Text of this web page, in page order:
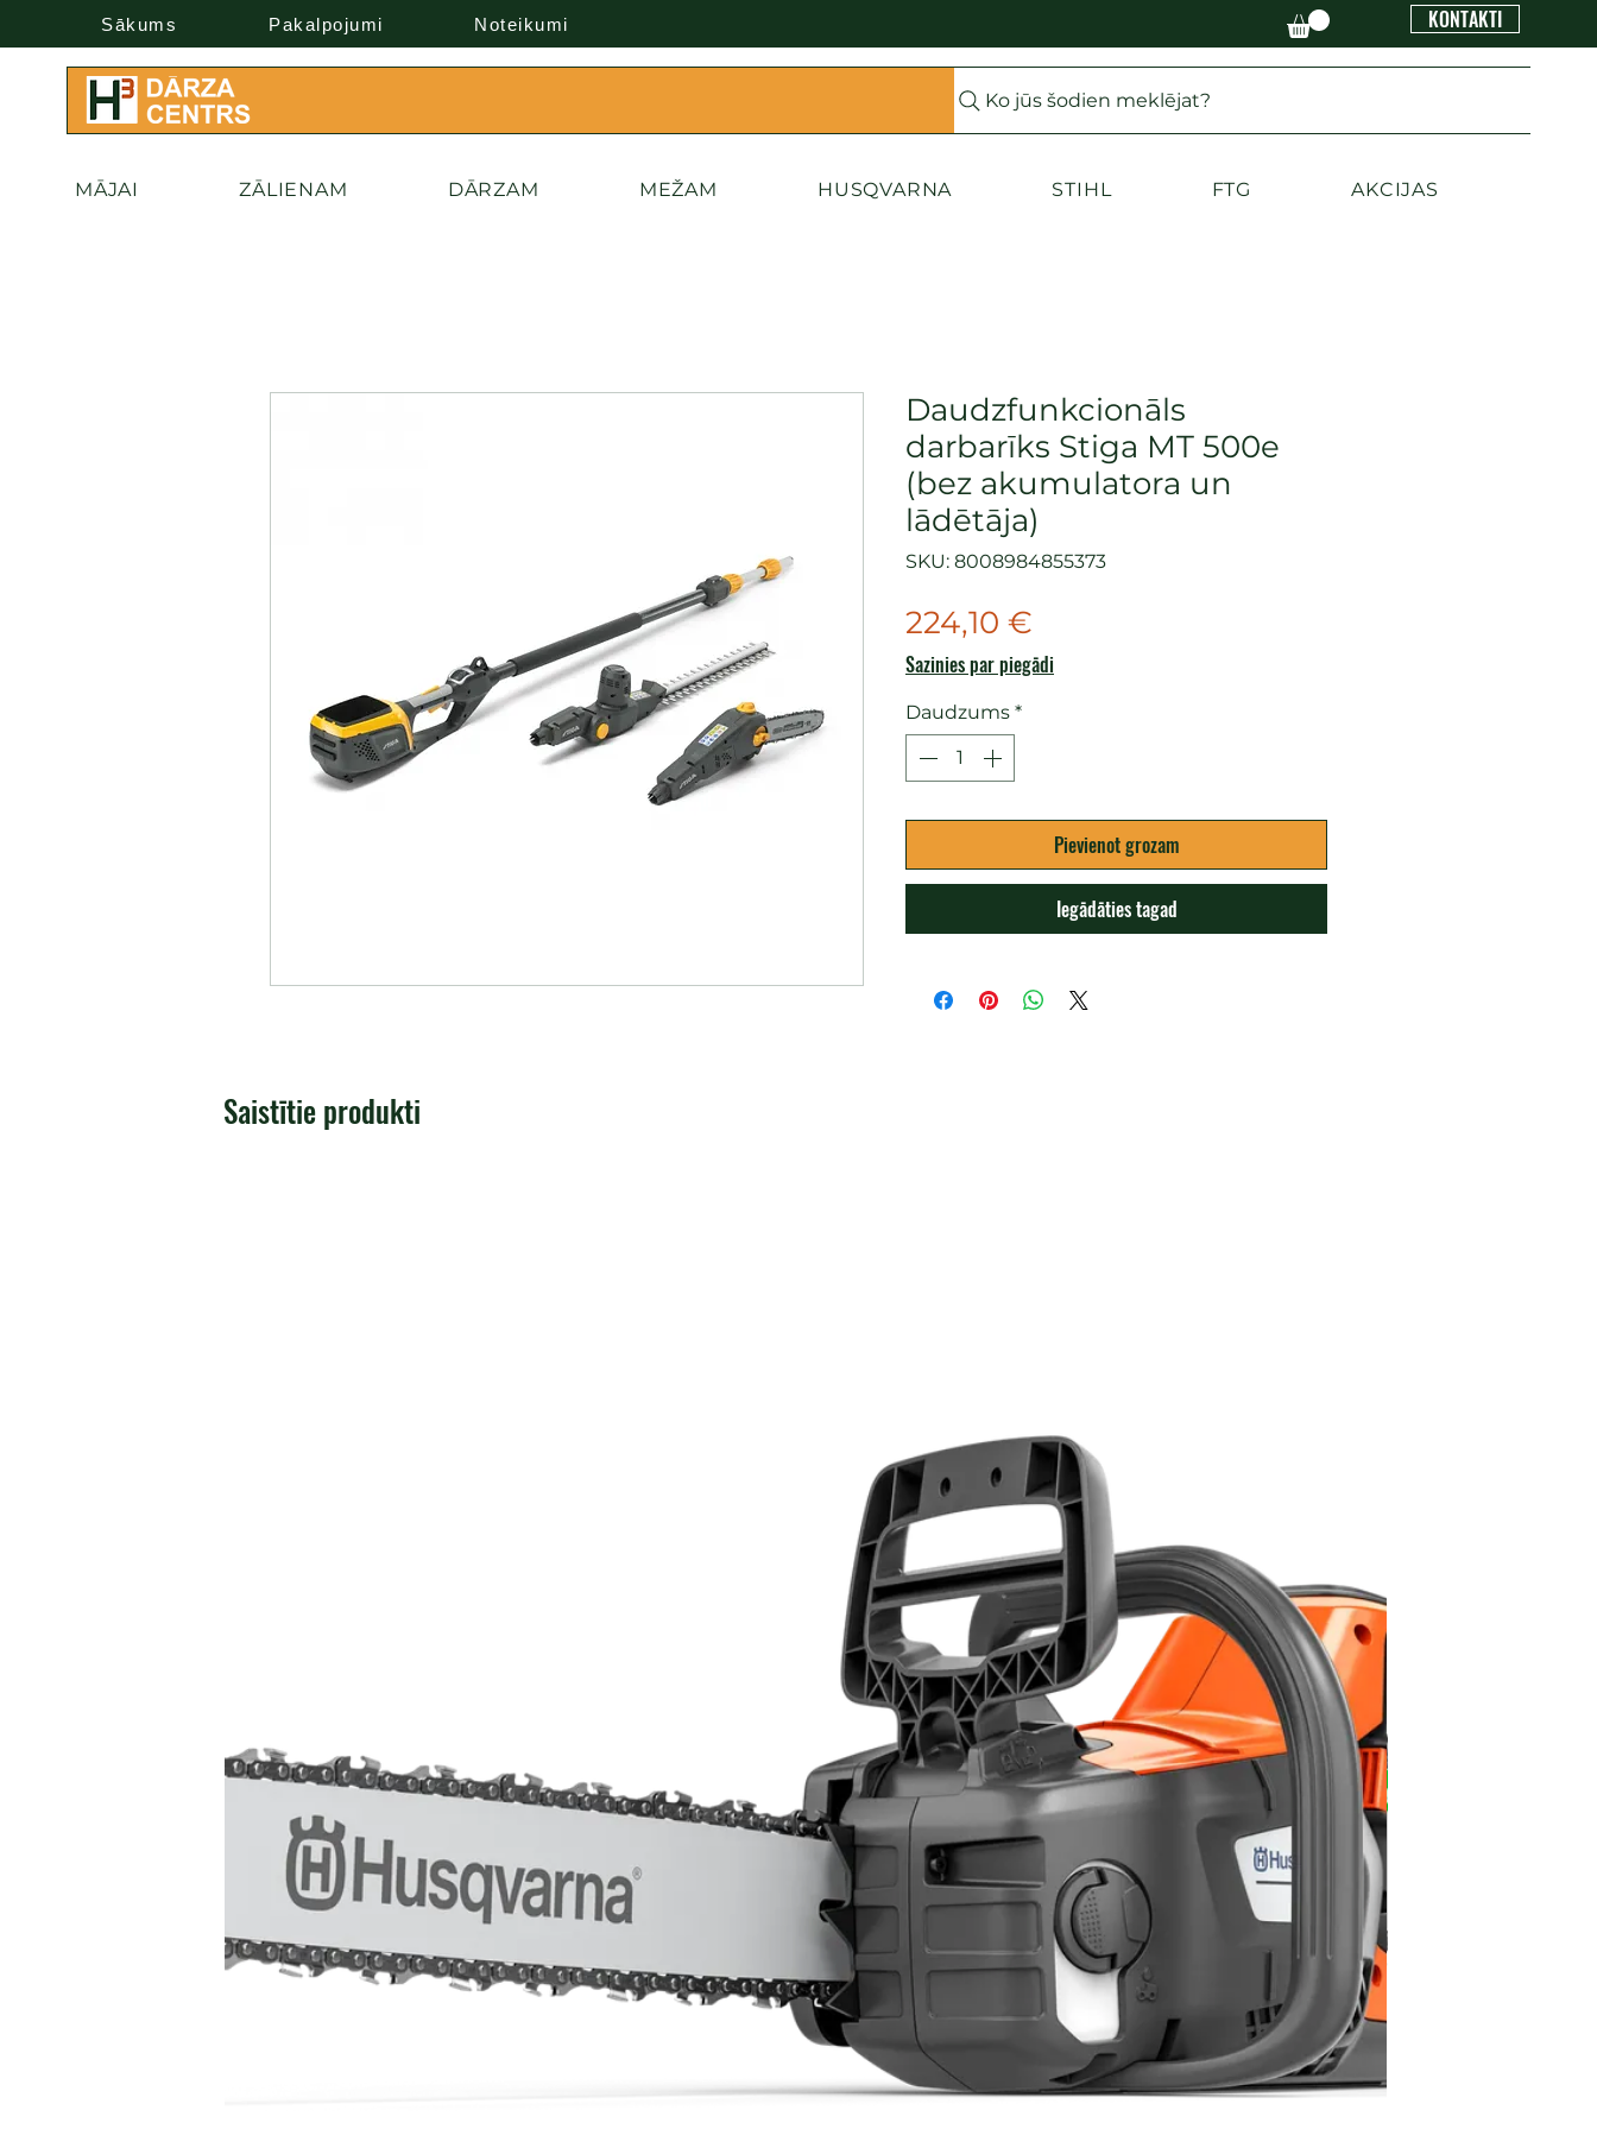
Sākums Pakalpojumi Noteikumi KONTAKTI
Ko jūs šodien meklējat?
MĀJAI ZĀLIENAM DĀRZAM MEŽAM HUSQVARNA STIHL FTG AKCIJAS
Daudzfunkcionāls
darbarīks Stiga MT 500e
(bez akumulatora un
lādētāja)
SKU: 8008984855373
224,10 €
Sazinies par piegādi
Daudzums *
Pievienot grozam
Iegādāties tagad
Saistītie produkti